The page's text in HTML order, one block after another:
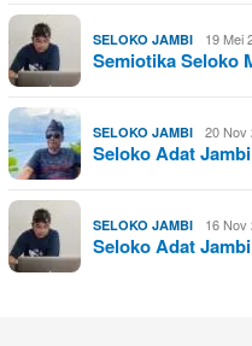
SELOKO JAMBI 19 Mei
Semiotika Seloko
SELOKO JAMBI 20 Nov
Seloko Adat
SELOKO JAMBI 16 Nov
Seloko Adat